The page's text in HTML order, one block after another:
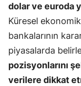
dolar ve euroda
Küresel
bankalarının
piyasalarda
pozisyonlarını
verilere dikkat